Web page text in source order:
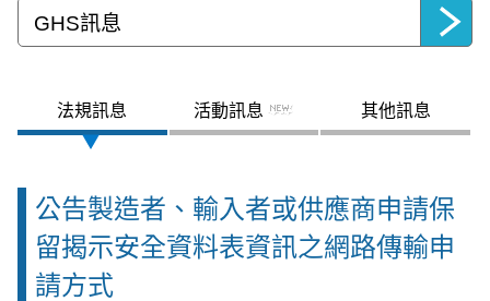
選擇頁面
法規訊息
活動訊息 其他訊息
公告製造者、輸入者或供應商申請保
留揭示安全資料表資訊之網路傳輸申
請方式